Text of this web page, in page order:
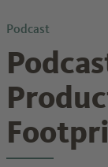
Podcast